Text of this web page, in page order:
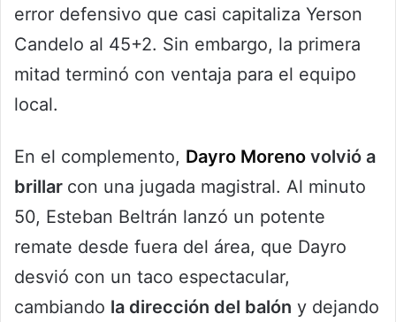
error defensivo que casi capitaliza Yerson
Candelo al 45+2. Sin embargo, la primera
mitad terminó con ventaja para el equipo
local.
En el complemento, Dayro Moreno volvió a
brillar con una jugada magistral. Al minuto
50, Esteban Beltrán lanzó un potente
remate desde fuera del área, que Dayro
desvió con un taco espectacular,
cambiando la dirección del balón y dejando